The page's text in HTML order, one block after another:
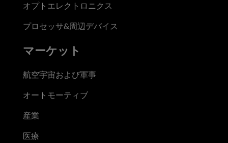
オプトエレクトロニクス
プロセッサ&周辺デバイス
マーケット
航空宇宙および軍事
オートモーティブ
産業
医療